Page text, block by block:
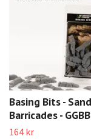
Basing Bits -
Barricades -
164 kr